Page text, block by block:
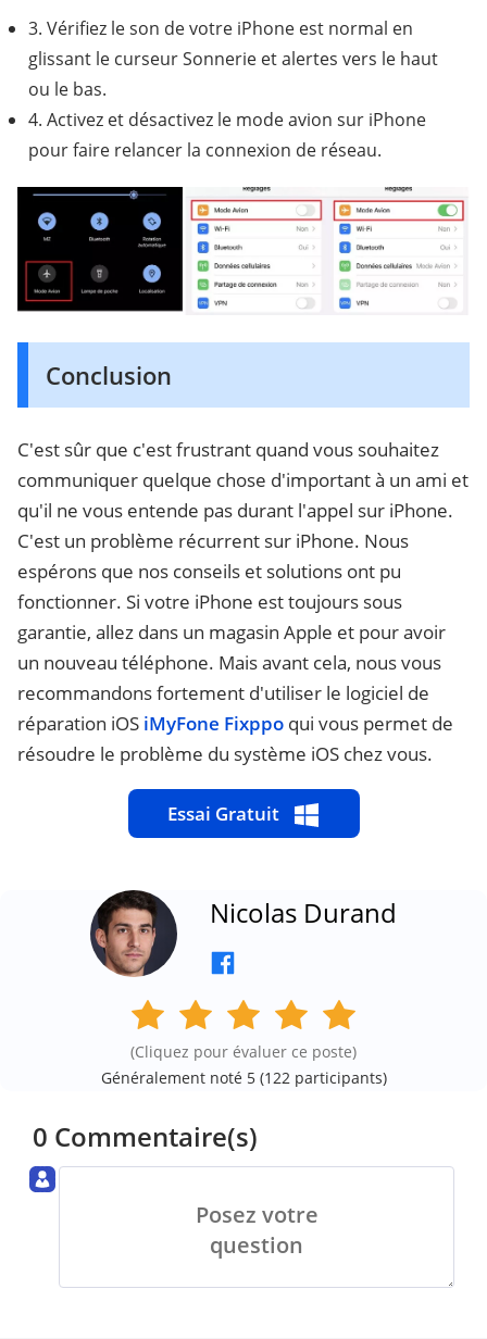
3. Vérifiez le son de votre iPhone est normal en
glissant le curseur Sonnerie et alertes vers le haut
ou le bas.
4. Activez et désactivez le mode avion sur iPhone
pour faire relancer la connexion de réseau.
Conclusion
C'est sûr que c'est frustrant quand vous souhaitez
communiquer quelque chose d'important à un ami et
qu'il ne vous entende pas durant l'appel sur iPhone.
C'est un problème récurrent sur iPhone. Nous
espérons que nos conseils et solutions ont pu
fonctionner. Si votre iPhone est toujours sous
garantie, allez dans un magasin Apple et pour avoir
un nouveau téléphone. Mais avant cela, nous vous
recommandons fortement d'utiliser le logiciel de
réparation iOS iMyFone Fixppo qui vous permet de
résoudre le problème du système iOS chez vous.
Essai Gratuit
Nicolas Durand
(Cliquez pour évaluer ce poste)
Généralement noté 5 (122participants)
0 Commentaire(s)
Posez votre
question